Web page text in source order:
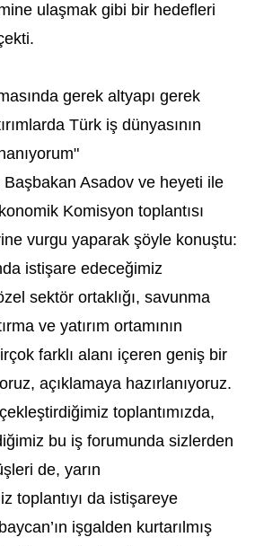
ulaşmak gibi bir hedefleri
gerek altyapı gerek
Türk iş dünyasının
Başbakan Asadov ve heyeti ile
Komisyon toplantısı
vurgu yaparak şöyle konuştu:
istişare edeceğimiz
sektör ortaklığı, savunma
ve yatırım ortamının
farklı alanı içeren geniş bir
açıklamaya hazırlanıyoruz.
toplantımızda,
bu iş forumunda sizlerden
de, yarın
toplantıyı da istişareye
işgalden kurtarılmış